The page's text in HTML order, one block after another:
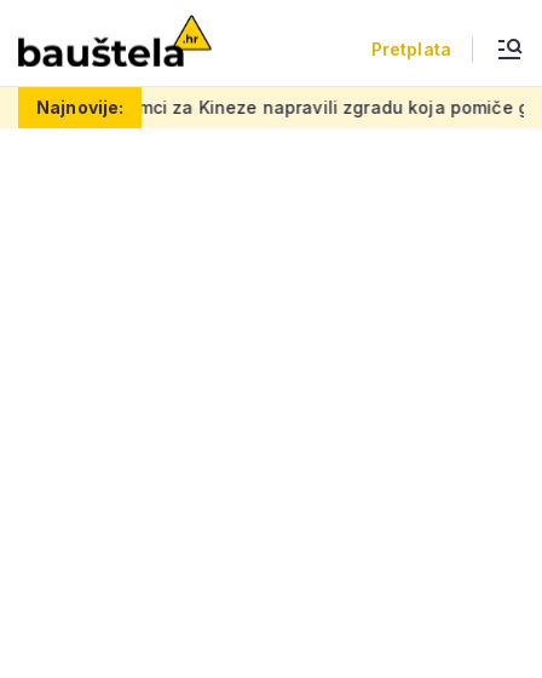
Pretplata
Najnovije:
Kineze napravili zgradu koja pomiče granice, boje i oblici